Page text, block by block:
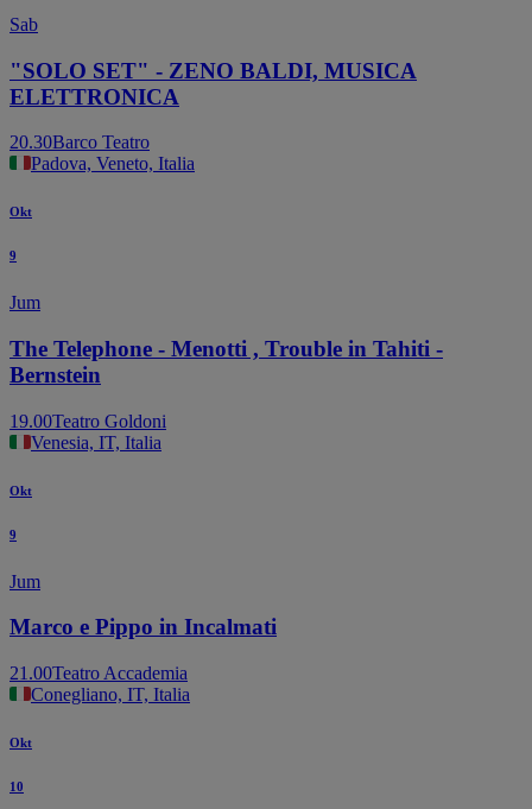
Sab
"SOLO SET" - ZENO BALDI, MUSICA
ELETTRONICA
20.30Barco Teatro
Padova, Veneto, Italia
Okt
9
Jum
The Telephone - Menotti , Trouble in Tahiti -
Bernstein
19.00Teatro Goldoni
Venesia, IT, Italia
Okt
9
Jum
Marco e Pippo in Incalmati
21.00Teatro Accademia
Conegliano, IT, Italia
Okt
10